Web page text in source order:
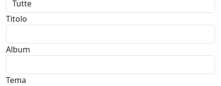
Titolo
Album
Tema